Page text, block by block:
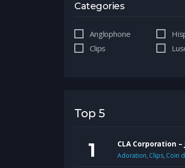
Categories
Anglophone
Clips
Top 5
CLA Corporation
Adoration, Clips, Coin